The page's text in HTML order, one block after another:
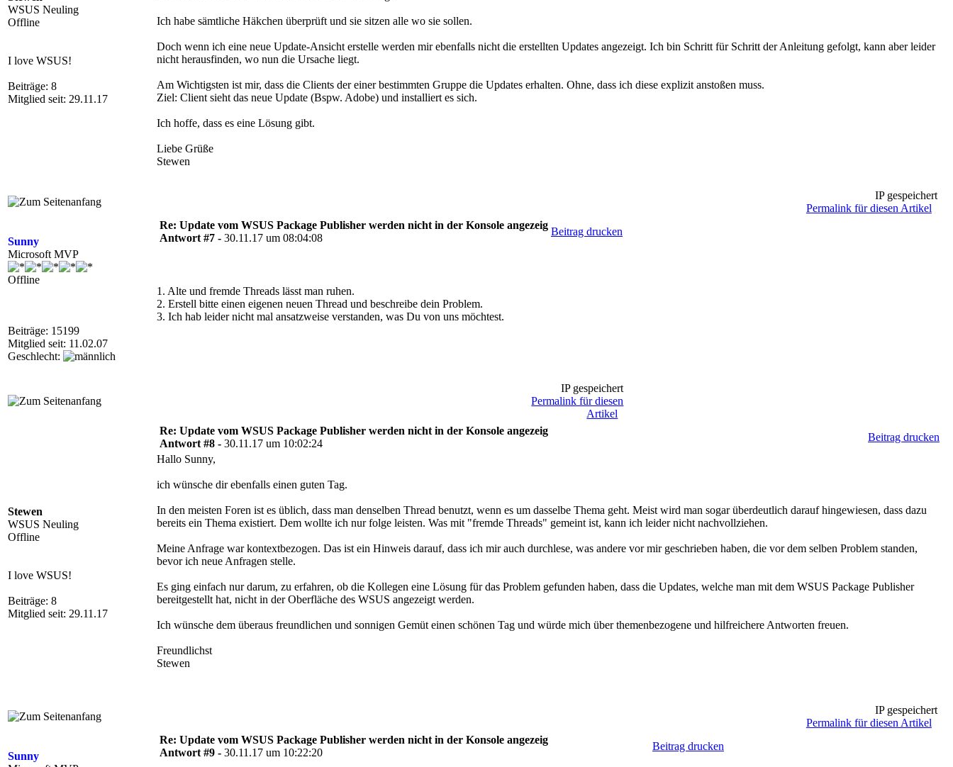
WSUS Neuling
Offline
I love WSUS!
Beiträge: 8
Mitglied seit: 29.11.17
Ich habe sämtliche Häkchen überprüft und sie sitzen alle wo sie sollen.
Doch wenn ich eine neue Update-Ansicht erstelle werden mir ebenfalls nicht die erstellten Updates angezeigt. Ich bin Schritt für Schritt der Anleitung gefolgt, kann aber leider
nicht herausfinden, wo nun die Ursache liegt.
Am Wichtigsten ist mir, dass die Clients der einer bestimmten Gruppe die Updates erhalten. Ohne, dass ich diese explizit anstoßen muss.
Ziel: Client sieht das neue Update (Bspw. Adobe) und installiert es sich.
Ich hoffe, dass es eine Lösung gibt.
Liebe Grüße
Stewen
IP gespeichert
Permalink für diesen Artikel
Sunny
Microsoft MVP
Offline
Beiträge: 15199
Mitglied seit: 11.02.07
Geschlecht:
Re: Update vom WSUS Package Publisher werden nicht in der Konsole angezeig
Antwort #7 - 30.11.17 um 08:04:08
Beitrag drucken
1. Alte und fremde Threads lässt man ruhen.
2. Erstell bitte einen eigenen neuen Thread und beschreibe dein Problem.
3. Ich hab leider nicht mal ansatzweise verstanden, was Du von uns möchtest.
IP gespeichert
Permalink für diesen
Artikel
Stewen
WSUS Neuling
Offline
I love WSUS!
Beiträge: 8
Mitglied seit: 29.11.17
Re: Update vom WSUS Package Publisher werden nicht in der Konsole angezeig
Antwort #8 - 30.11.17 um 10:02:24
Beitrag drucken
Hallo Sunny,
ich wünsche dir ebenfalls einen guten Tag.
In den meisten Foren ist es üblich, dass man denselben Thread benutzt, wenn es um dasselbe Thema geht. Meist wird man sogar überdeutlich darauf hingewiesen, dass dazu
bereits ein Thema existiert. Dem wollte ich nur folge leisten. Was mit "fremde Threads" gemeint ist, kann ich leider nicht nachvollziehen.
Meine Anfrage war kontextbezogen. Das ist ein Hinweis darauf, dass ich mir auch durchlese, was andere vor mir geschrieben haben, die vor dem selben Problem standen,
bevor ich neue Anfragen stelle.
Es ging einfach nur darum, zu erfahren, ob die Kollegen eine Lösung für das Problem gefunden haben, dass die Updates, welche man mit dem WSUS Package Publisher
bereitgestellt hat, nicht in der Oberfläche des WSUS angezeigt werden.
Ich wünsche dem überaus freundlichen und sonnigen Gemüt einen schönen Tag und würde mich über themenbezogene und hilfreichere Antworten freuen.
Freundlichst
Stewen
IP gespeichert
Permalink für diesen Artikel
Sunny
Re: Update vom WSUS Package Publisher werden nicht in der Konsole angezeig
Antwort #9 - 30.11.17 um 10:22:20
Beitrag drucken